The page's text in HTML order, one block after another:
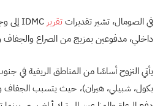
في الصومال، تشير تقديراتتقرير
داخلي، مدفوعين بمزيج من الصراع
يأتي النزوح أساسًا من المناطق الريفية في
بكول، شبيلي، هيران)، حيث يتسبب الجفاف